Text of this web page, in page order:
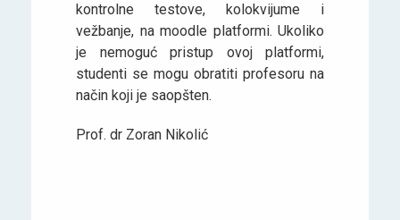
kontrolne testove, kolokvijume i
vežbanje, na moodle platformi. Ukoliko
je nemoguć pristup ovoj platformi,
studenti se mogu obratiti profesoru na
način koji je saopšten.
Prof. dr Zoran Nikolić